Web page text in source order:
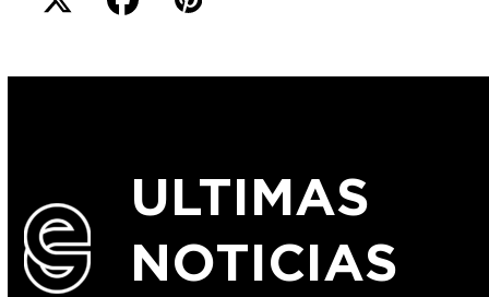
ULTIMAS
NOTICIAS